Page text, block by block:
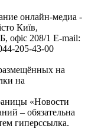
онлайн-медиа -
Київ,
208/1 E-mail:
205-43-00
на
на
«Новости
– обязательна
гиперссылка.